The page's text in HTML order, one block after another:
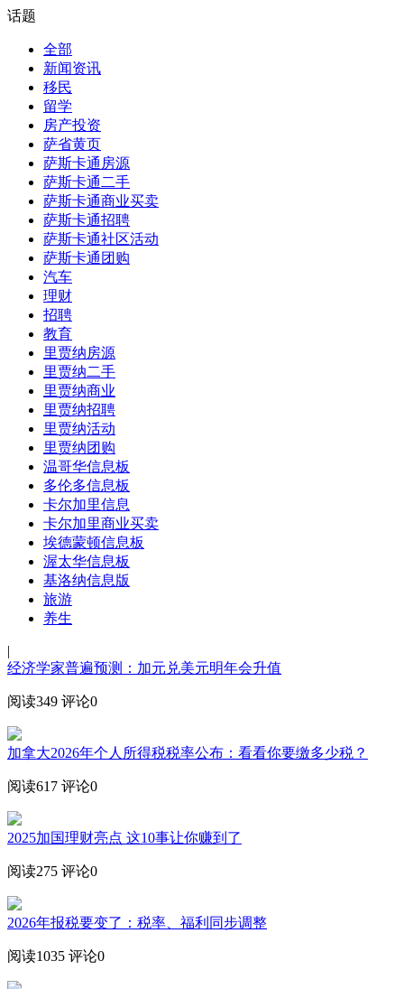
话题
全部
新闻资讯
移民
留学
房产投资
萨省黄页
萨斯卡通房源
萨斯卡通二手
萨斯卡通商业买卖
萨斯卡通招聘
萨斯卡通社区活动
萨斯卡通团购
汽车
理财
招聘
教育
里贾纳房源
里贾纳二手
里贾纳商业
里贾纳招聘
里贾纳活动
里贾纳团购
温哥华信息板
多伦多信息板
卡尔加里信息
卡尔加里商业买卖
埃德蒙顿信息板
渥太华信息板
基洛纳信息版
旅游
养生
|
经济学家普遍预测：加元兑美元明年会升值
阅读349 评论0
加拿大2026年个人所得税税率公布：看看你要缴多少税？
阅读617 评论0
2025加国理财亮点 这10事让你赚到了
阅读275 评论0
2026年报税要变了：税率、福利同步调整
阅读1035 评论0